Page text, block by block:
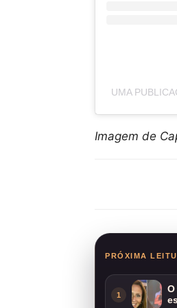
UMA
Imagem de
PRÓXIMA
1
O